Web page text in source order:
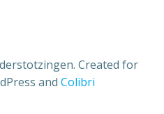
Created for
and Colibri